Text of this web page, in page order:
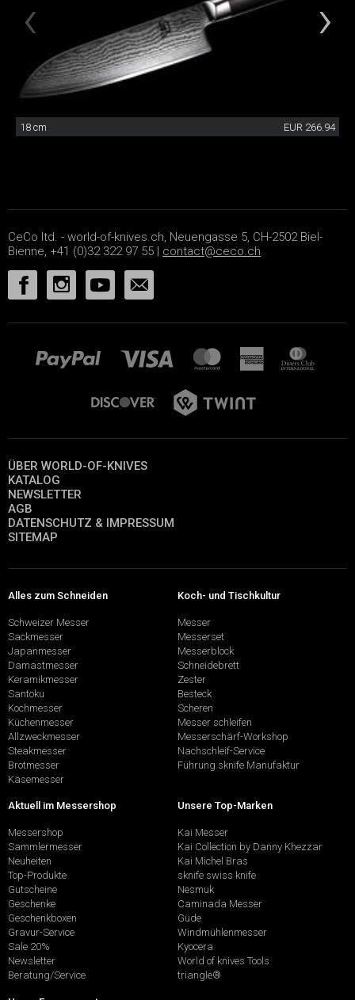
18 cm EUR 266.94
CeCo ltd. - world-of-knives.ch, Neuengasse 5, CH-2502 Biel-
Bienne, +41 (0)32 322 97 55 | contact@ceco.ch
ÜBER WORLD-OF-KNIVES
KATALOG
NEWSLETTER
AGB
DATENSCHUTZ & IMPRESSUM
SITEMAP
Alles zum Schneiden
Schweizer Messer
Sackmesser
Japanmesser
Damastmesser
Keramikmesser
Santoku
Kochmesser
Küchenmesser
Allzweckmesser
Steakmesser
Brotmesser
Käsemesser
Koch- und Tischkultur
Messer
Messerset
Messerblock
Schneidebrett
Zester
Besteck
Scheren
Messer schleifen
Messerschärf-Workshop
Nachschleif-Service
Führung sknife Manufaktur
Aktuell im Messershop
Messershop
Sammlermesser
Neuheiten
Top-Produkte
Gutscheine
Geschenke
Geschenkboxen
Gravur-Service
Sale 20%
Newsletter
Beratung/Service
Unsere Top-Marken
Kai Messer
Kai Collection by Danny Khezzar
Kai Michel Bras
sknife swiss knife
Nesmuk
Caminada Messer
Güde
Windmühlenmesser
Kyocera
World of knives Tools
triangle®